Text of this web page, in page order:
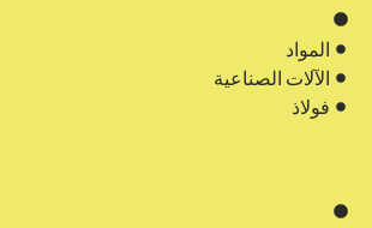
المواد
الآلات الصناعية
فولاذ